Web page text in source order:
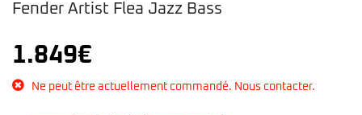
Fender Artist Flea Jazz Bass
1.849€
Ne peut être actuellement commandé. Nous contacter.